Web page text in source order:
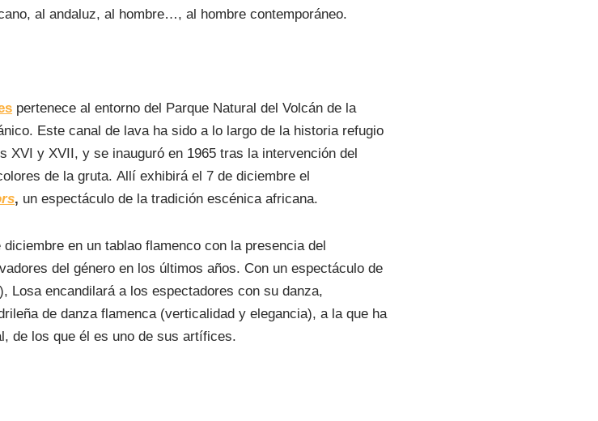
al andaluz, al hombre…, al hombre contemporáneo.
pertenece al entorno del Parque Natural del Volcán de la
Este canal de lava ha sido a lo largo de la historia refugio
XVI y XVII, y se inauguró en 1965 tras la intervención del
de la gruta. Allí exhibirá el 7 de diciembre el
, un espectáculo de la tradición escénica africana.
en un tablao flamenco con la presencia del
del género en los últimos años. Con un espectáculo de
Losa encandilará a los espectadores con su danza,
de danza flamenca (verticalidad y elegancia), a la que ha
de los que él es uno de sus artífices.